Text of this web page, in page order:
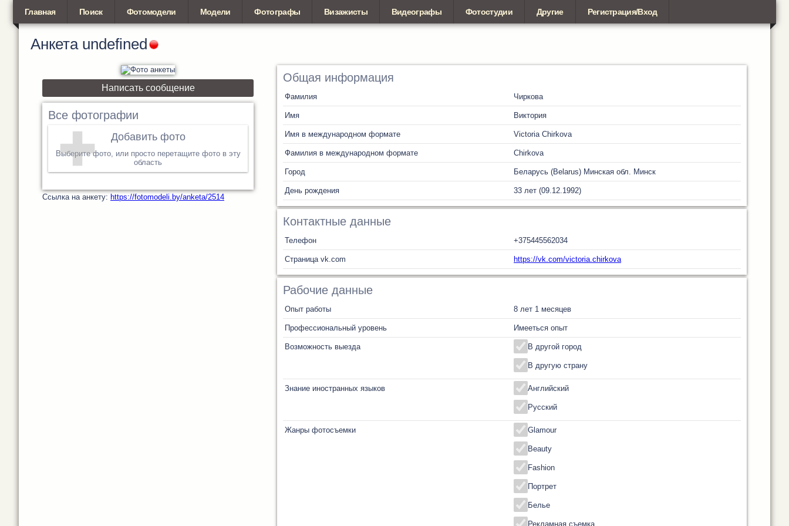
Главная Поиск Фотомодели Модели Фотографы Визажисты Видеографы Фотостудии Другие Регистрация/Вход
Анкета undefined
Написать сообщение
Все фотографии
Добавить фото
Выберите фото, или просто перетащите фото в эту
область
Cсылка на анкету: https://fotomodeli.by/anketa/2514
Общая информация
Фамилия Чиркова
Имя Виктория
Имя в международном формате Victoria Chirkova
Фамилия в международном формате Chirkova
Город Беларусь (Belarus) Минская обл. Минск
День рождения 33 лет (09.12.1992)
Контактные данные
Телефон +375445562034
Страница vk.com https://vk.com/victoria.chirkova
Рабочие данные
Опыт работы 8 лет 1 месяцев
Профессиональный уровень Имееться опыт
Возможность выезда В другой город
В другую страну
Знание иностранных языков Английский
Русский
Жанры фотосъемки Glamour
Beauty
Fashion
Портрет
Белье
Рекламная съемка